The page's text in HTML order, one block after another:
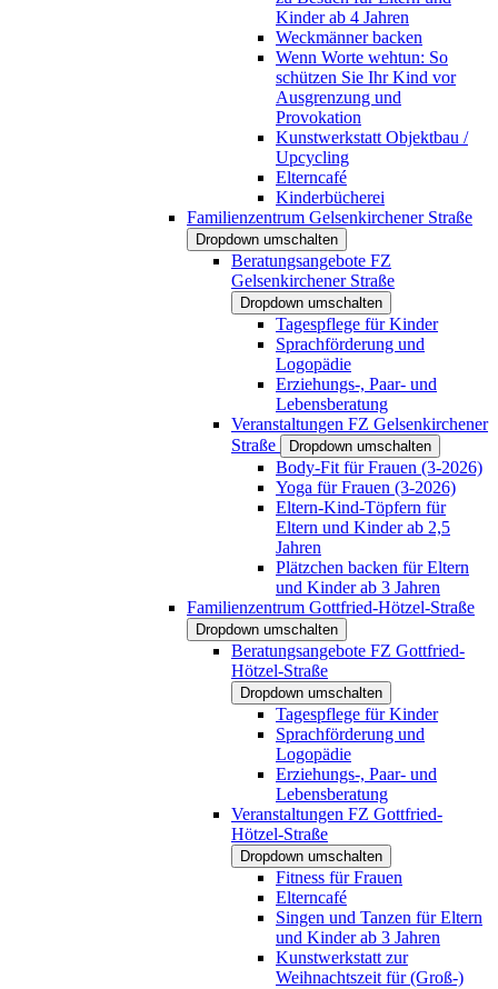
Kinder ab 4 Jahren
Weckmänner backen
Wenn Worte wehtun: So
schützen Sie Ihr Kind vor
Ausgrenzung und
Provokation
Kunstwerkstatt Objektbau /
Upcycling
Elterncafé
Kinderbücherei
Familienzentrum Gelsenkirchener Straße
Dropdown umschalten
Beratungsangebote FZ
Gelsenkirchener Straße
Dropdown umschalten
Tagespflege für Kinder
Sprachförderung und
Logopädie
Erziehungs-, Paar- und
Lebensberatung
Veranstaltungen FZ Gelsenkirchener
Straße
Dropdown umschalten
Body-Fit für Frauen (3-2026)
Yoga für Frauen (3-2026)
Eltern-Kind-Töpfern für
Eltern und Kinder ab 2,5
Jahren
Plätzchen backen für Eltern
und Kinder ab 3 Jahren
Familienzentrum Gottfried-Hötzel-Straße
Dropdown umschalten
Beratungsangebote FZ Gottfried-
Hötzel-Straße
Dropdown umschalten
Tagespflege für Kinder
Sprachförderung und
Logopädie
Erziehungs-, Paar- und
Lebensberatung
Veranstaltungen FZ Gottfried-
Hötzel-Straße
Dropdown umschalten
Fitness für Frauen
Elterncafé
Singen und Tanzen für Eltern
und Kinder ab 3 Jahren
Kunstwerkstatt zur
Weihnachtszeit für (Groß-)